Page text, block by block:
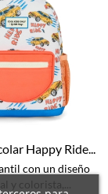
Happy Ride...
con un diseño
y colorista,...